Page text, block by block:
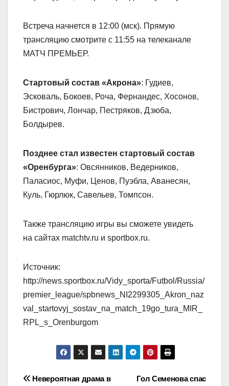
Встреча начнется в 12:00 (мск). Прямую
трансляцию смотрите с 11:55 на телеканале
МАТЧ ПРЕМЬЕР.
Стартовый состав «Акрона»: Гудиев,
Эсковаль, Бокоев, Роча, Фернандес, Хосонов,
Бистрович, Лончар, Пестряков, Дзюба,
Болдырев.
Позднее стал известен стартовый состав
«Оренбурга»: Овсянников, Ведерников,
Паласиос, Муфи, Ценов, Пуэбла, Аванесян,
Куль, Гюрлюк, Савельев, Томпсон.
Также трансляцию игры вы сможете увидеть
на сайтах matchtv.ru и sportbox.ru.
Источник:
http://news.sportbox.ru/Vidy_sporta/Futbol/Russia/
premier_league/spbnews_NI2299305_Akron_naz
val_startovyj_sostav_na_match_19go_tura_MIR_
RPL_s_Orenburgom
Навигация
Гол Семенова спас
Невероятная драма в